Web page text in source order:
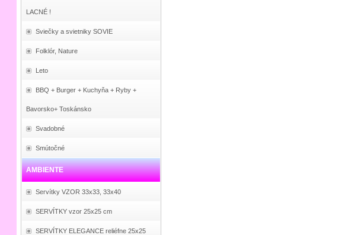
LACNÉ !
Sviečky a svietniky SOVIE
Folklór, Nature
Leto
BBQ + Burger + Kuchyňa + Ryby +
Bavorsko+ Toskánsko
Svadobné
Smútočné
AMBIENTE
Servítky VZOR 33x33, 33x40
SERVÍTKY vzor 25x25 cm
SERVÍTKY ELEGANCE reliéfne 25x25